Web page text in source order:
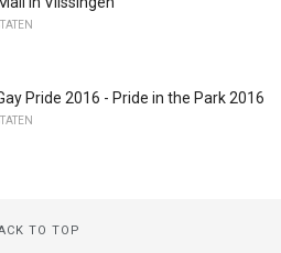
Pride 2016 - Pride in the Park 2016
TO TOP